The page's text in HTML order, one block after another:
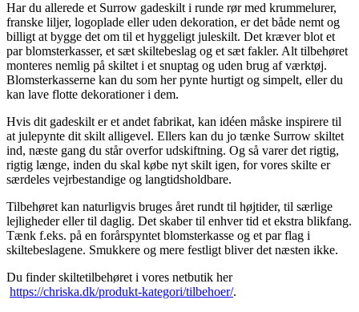
Har du allerede et Surrow gadeskilt i runde rør med krummelurer,
franske liljer, logoplade eller uden dekoration, er det både nemt og
billigt at bygge det om til et hyggeligt juleskilt. Det kræver blot et
par blomsterkasser, et sæt skiltebeslag og et sæt fakler. Alt tilbehøret
monteres nemlig på skiltet i et snuptag og uden brug af værktøj.
Blomsterkasserne kan du som her pynte hurtigt og simpelt, eller du
kan lave flotte dekorationer i dem.
Hvis dit gadeskilt er et andet fabrikat, kan idéen måske inspirere til
at julepynte dit skilt alligevel. Ellers kan du jo tænke Surrow skiltet
ind, næste gang du står overfor udskiftning. Og så varer det rigtig,
rigtig længe, inden du skal købe nyt skilt igen, for vores skilte er
særdeles vejrbestandige og langtidsholdbare.
Tilbehøret kan naturligvis bruges året rundt til højtider, til særlige
lejligheder eller til daglig. Det skaber til enhver tid et ekstra blikfang.
Tænk f.eks. på en forårspyntet blomsterkasse og et par flag i
skiltebeslagene. Smukkere og mere festligt bliver det næsten ikke.
Du finder skiltetilbehøret i vores netbutik her
https://chriska.dk/produkt-kategori/tilbehoer/.